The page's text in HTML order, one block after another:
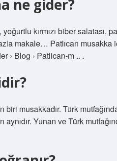
ne gider?
kırmızı biber salatası,
makale… Patlıcan musakka
› Blog › Patlican-m .. .
musakkadır. Türk
Yunan ve Türk